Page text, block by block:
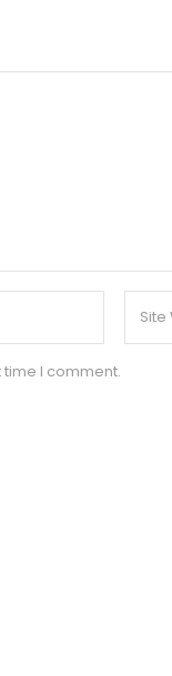
I comment.